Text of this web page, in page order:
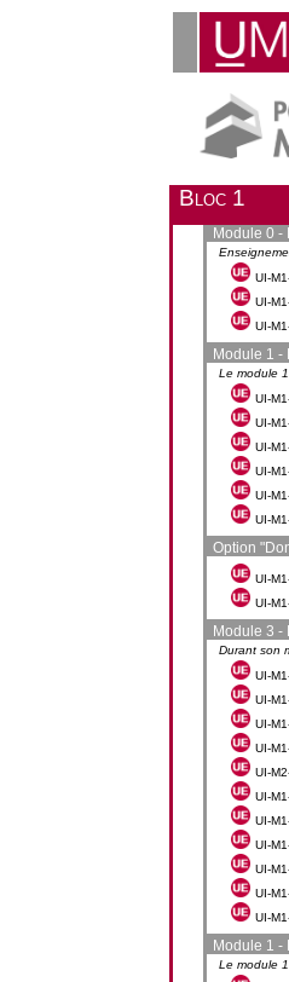
Bloc 1
Module 0 -
UI-
UI-
UI-
Module 1 -
Le module
UI-
UI-
UI-
UI-
UI-
UI-
Option
UI-
UI-
Module 3 -
Durant son
UI-
UI-
UI-
UI-
UI-
UI-
UI-
UI-
UI-
UI-
UI-
Module 1 -
Le module